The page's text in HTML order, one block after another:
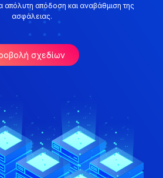
απόδοση και αναβάθμιση της
ασφάλειας.
σχεδίων